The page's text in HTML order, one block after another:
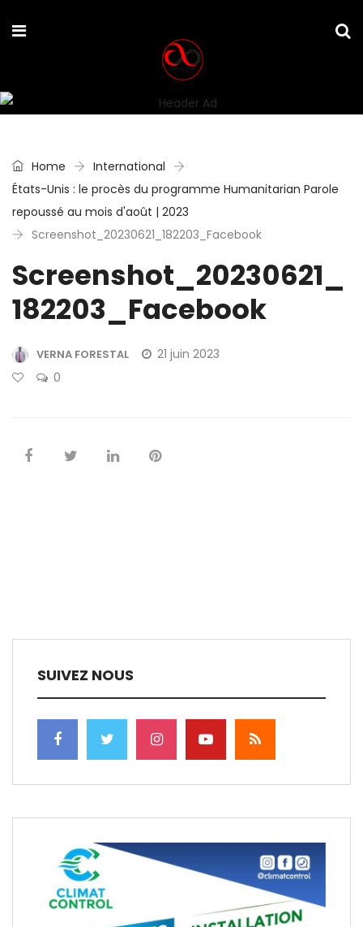
Home
International
États-Unis : le procès du programme Humanitarian Parole
repoussé au mois d'août | 2023
Screenshot_20230621_182203_Facebook
Screenshot_20230621_
182203_Facebook
VERNA FORESTAL
21 juin 2023
0
SUIVEZ NOUS